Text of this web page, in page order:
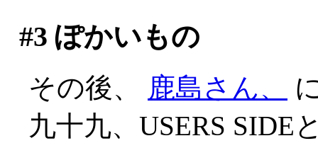
#3 ぽかいもの
その後、 鹿島さん、
九十九、USERS SIDE